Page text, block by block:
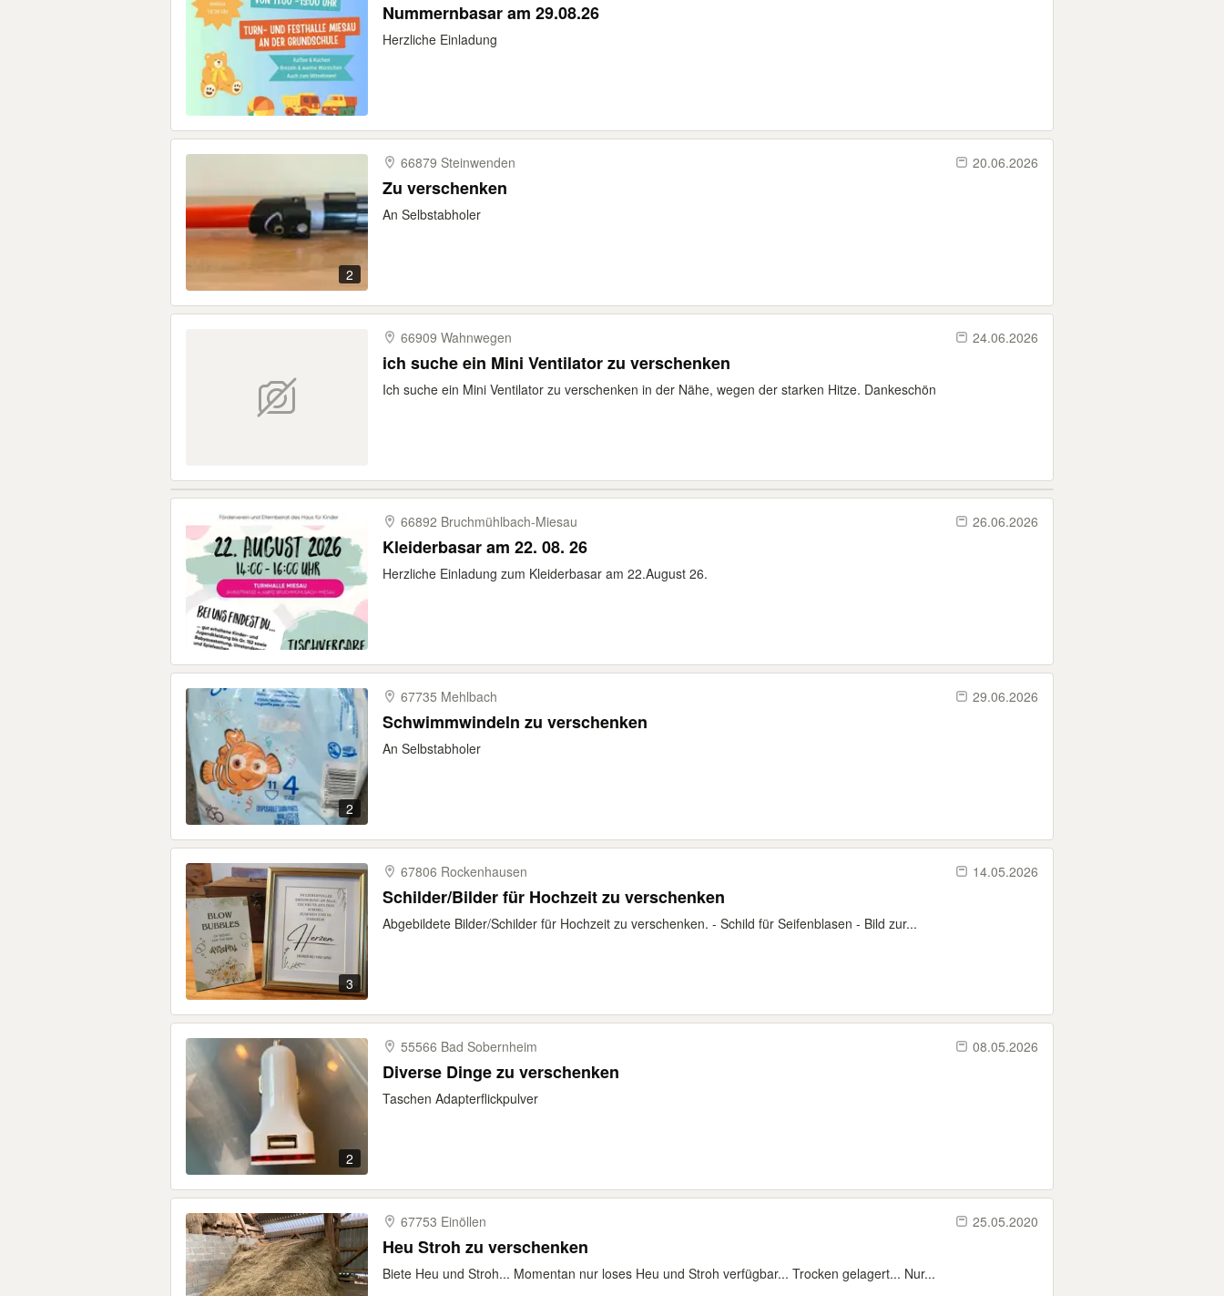
Nummernbasar am 29.08.26
Herzliche Einladung
2
66879 Steinwenden 20.06.2026
Zu verschenken
An Selbstabholer
66909 Wahnwegen 24.06.2026
ich suche ein Mini Ventilator zu verschenken
Ich suche ein Mini Ventilator zu verschenken in der Nähe, wegen der starken Hitze. Dankeschön
66892 Bruchmühlbach-​Miesau 26.06.2026
Kleiderbasar am 22. 08. 26
Herzliche Einladung zum Kleiderbasar am 22.August 26.
2
67735 Mehlbach 29.06.2026
Schwimmwindeln zu verschenken
An Selbstabholer
3
67806 Rockenhausen 14.05.2026
Schilder/Bilder für Hochzeit zu verschenken
Abgebildete Bilder/Schilder für Hochzeit zu verschenken. - Schild für Seifenblasen - Bild zur...
2
55566 Bad Sobernheim 08.05.2026
Diverse Dinge zu verschenken
Taschen Adapterflickpulver
67753 Einöllen 25.05.2020
Heu Stroh zu verschenken
Biete Heu und Stroh... Momentan nur loses Heu und Stroh verfügbar... Trocken gelagert... Nur...